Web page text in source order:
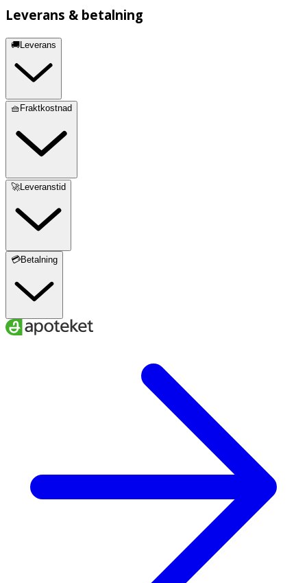
Leverans & betalning
🚚Leverans
🧺Fraktkostnad
🚀Leveranstid
💳Betalning